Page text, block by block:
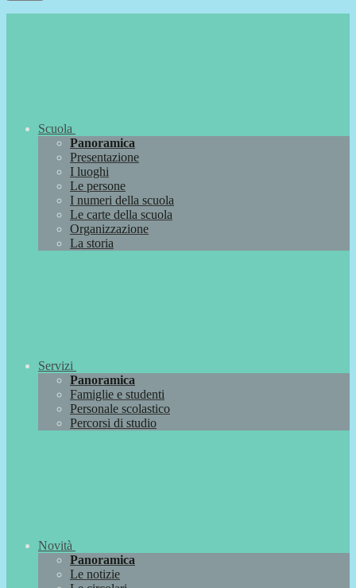
Scuola
Panoramica
Presentazione
I luoghi
Le persone
I numeri della scuola
Le carte della scuola
Organizzazione
La storia
Servizi
Panoramica
Famiglie e studenti
Personale scolastico
Percorsi di studio
Novità
Panoramica
Le notizie